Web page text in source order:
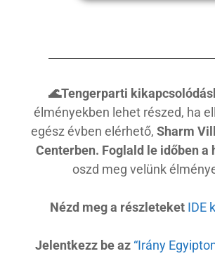
🌊Tengerparti
élményekben lehet részed, ha
egész évben elérhető, Sharm
Centerben. Foglald le időben a
oszd meg velünk
Nézd meg a részleteket IDE
Jelentkezz be az “Irány